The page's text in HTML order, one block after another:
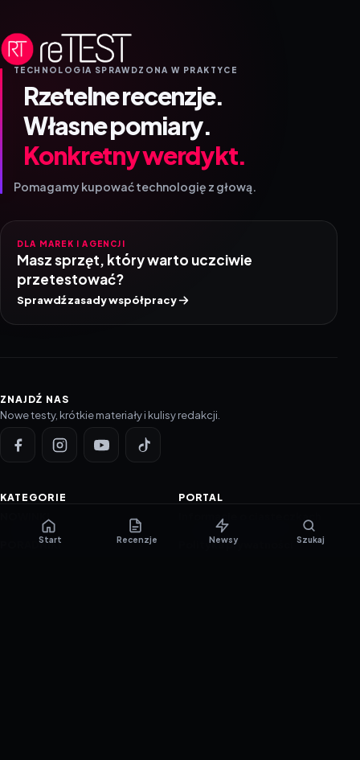
TECHNOLOGIA SPRAWDZONA W PRAKTYCE
Rzetelne recenzje.
Własne pomiary.
Konkretny werdykt.
Pomagamy kupować technologię z głową.
DLA MAREK I AGENCJI
Masz sprzęt, który warto uczciwie
przetestować?
Sprawdź zasady współpracy
ZNAJDŹ NAS
Nowe testy, krótkie materiały i kulisy redakcji.
KATEGORIE
NOWINKI
PORADNIKI
PORTAL
Informacje o ciasteczkach
Polityka prywatności
Start Recenzje Newsy Szukaj